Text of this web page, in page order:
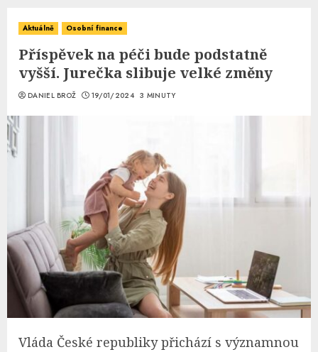
Aktuálně Osobní finance
Příspěvek na péči bude podstatně
vyšší. Jurečka slibuje velké změny
DANIEL BROŽ 19/01/2024 3 MINUTY
Vláda České republiky přichází s významnou